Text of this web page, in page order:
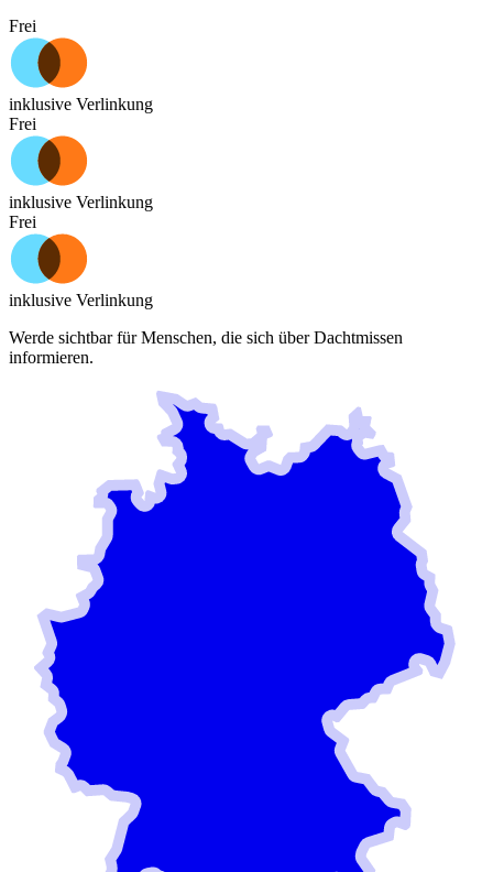
Frei
inklusive Verlinkung
Frei
inklusive Verlinkung
Frei
inklusive Verlinkung
Werde sichtbar für Menschen, die sich überDachtmissen
informieren.